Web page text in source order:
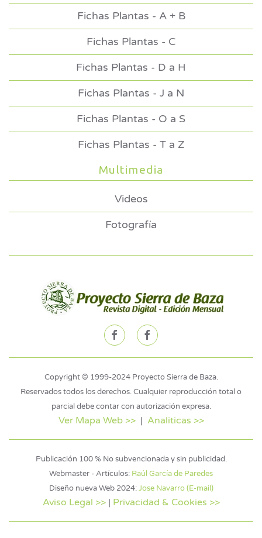
Fichas Plantas - A + B
Fichas Plantas - C
Fichas Plantas - D a H
Fichas Plantas - J a N
Fichas Plantas - O a S
Fichas Plantas - T a Z
Multimedia
Videos
Fotografía
Copyright © 1999-2024 Proyecto Sierra de Baza.
Reservados todos los derechos. Cualquier reproducción total o
parcial debe contar con autorización expresa.
Ver Mapa Web >>| Analiticas >>
Publicación 100 % No subvencionada y sin publicidad.
Webmaster - Artículos: Raúl García de Paredes
Diseño nueva Web 2024:Jose Navarro (E-mail)
Aviso Legal >>| Privacidad & Cookies >>